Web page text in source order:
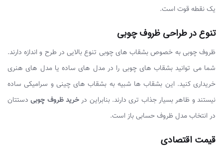
یک نقطه قوت است.
تنوع در طراحی ظروف چوبی
ظروف چوبی به خصوص بشقاب های چوبی تنوع بالایی در طرح و اندازه دارند.
شما می توانید بشقاب های چوبی را در مدل های ساده یا مدل های هنری
خریداری کنید. این بشقاب ها شبیه به بشقاب های چینی و سرامیکی ساده
نیستند و ظاهر بسیار جذاب تری دارند. بنابراین درخرید ظروف چوبیدستتان
در انتخاب مدل ظروف حسابی باز است.
قیمت اقتصادی